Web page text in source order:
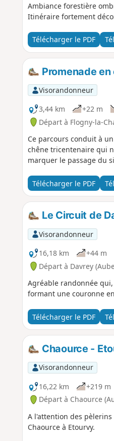
Ambiance forestière
Itinéraire fortement
Télécharger le PDF
Promenade
Visorandonneur
3,44 km
+22 m
Départ à Flogny-la-
Ce parcours conduit à
chêne tricentenaire qui
marquer le passage du
Télécharger le PDF
Le Circuit de
Visorandonneur
16,18 km
+44 m
Départ à Davrey
Agréable randonnée
formant une couronne
Télécharger le PDF
Chaource -
Visorandonneur
16,22 km
+219 m
Départ à Chaource
A l'attention des pèlerins
Chaource à Etourvy.